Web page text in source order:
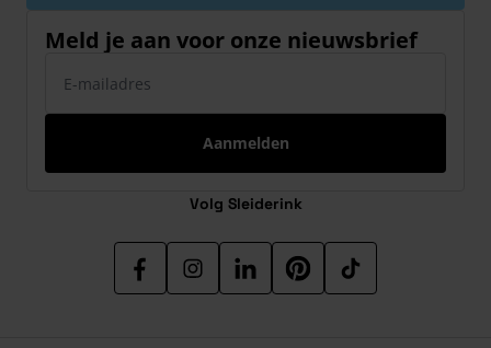
Meld je aan voor onze nieuwsbrief
Aanmelden
Volg Sleiderink